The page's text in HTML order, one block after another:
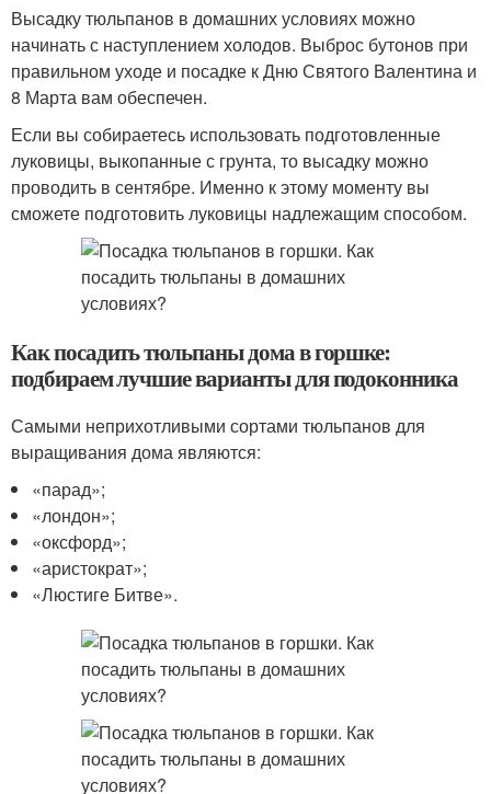
Высадку тюльпанов в домашних условиях можно
начинать с наступлением холодов. Выброс бутонов при
правильном уходе и посадке к Дню Святого Валентина и
8 Марта вам обеспечен.
Если вы собираетесь использовать подготовленные
луковицы, выкопанные с грунта, то высадку можно
проводить в сентябре. Именно к этому моменту вы
сможете подготовить луковицы надлежащим способом.
Как посадить тюльпаны дома в горшке:
подбираем лучшие варианты для подоконника
Самыми неприхотливыми сортами тюльпанов для
выращивания дома являются:
«парад»;
«лондон»;
«оксфорд»;
«аристократ»;
«Люстиге Битве».